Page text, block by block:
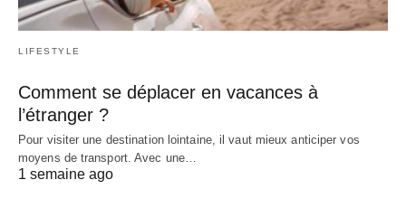
LIFESTYLE
Comment se déplacer en vacances à
l’étranger ?
Pour visiter une destination lointaine, il vaut mieux anticiper vos
moyens de transport. Avec une…
1 semaine ago